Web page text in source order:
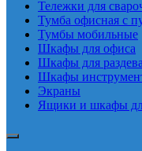
Тележки для
Тумба офисная с
Тумбы мобильные
Шкафы для офиса
Шкафы для
Шкафы
Экраны
Ящики и шкафы